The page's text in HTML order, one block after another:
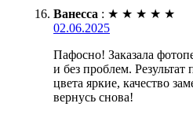
Ванесса : ★ ★ ★ ★ ★
02.06.2025
Пафосно! Заказала
и без проблем.
цвета яркие, качество
вернусь снова!